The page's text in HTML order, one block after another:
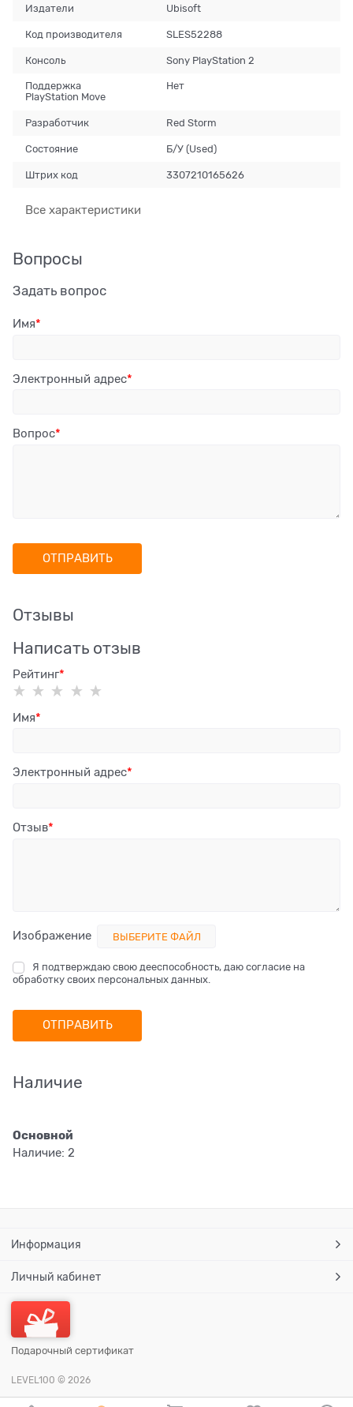
Издатели Ubisoft
Код производителя SLES52288
Консоль Sony PlayStation 2
Поддержка
PlayStation Move
Нет
Разработчик Red Storm
Состояние Б/У (Used)
Штрих код 3307210165626
Все характеристики
Вопросы
Задать вопрос
Имя
Электронный адрес
Вопрос
Отзывы
Написать отзыв
Рейтинг
Имя
Электронный адрес
Отзыв
Изображение ВЫБЕРИТЕ ФАЙЛ
Я подтверждаю свою дееспособность, даю согласие на
обработку своих персональных данных.
Наличие
Основной
Наличие: 2
Информация
Личный кабинет
Подарочный сертификат
LEVEL100 © 2026